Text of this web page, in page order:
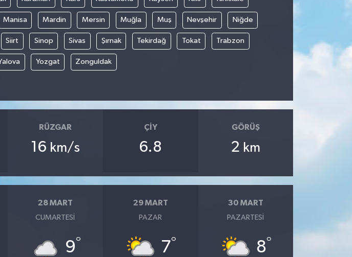
Manisa Mardin Mersin Muğla Muş Nevşehir Niğde
Siirt Sinop Sivas Şırnak Tekirdağ Tokat Trabzon
Yozgat Zonguldak
RÜZGAR
16 km/s
ÇIY
6.8
GÖRÜŞ
2 km
28 MART
CUMARTESI
9°
29 MART
PAZAR
7°
30 MART
PAZARTESI
8°